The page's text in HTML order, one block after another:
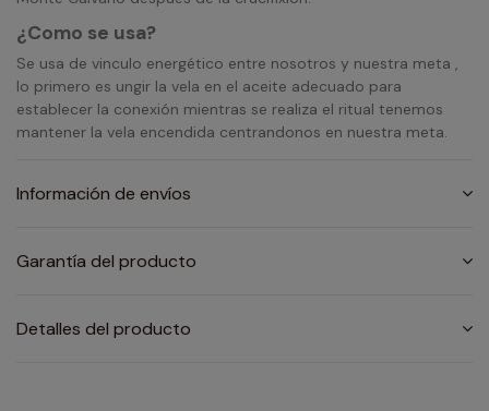
¿Como se usa?
Se usa de vinculo energético entre nosotros y nuestra meta ,
lo primero es ungir la vela en el aceite adecuado para
establecer la conexión mientras se realiza el ritual tenemos
mantener la vela encendida centrandonos en nuestra meta.
Información de envíos
Garantía del producto
Detalles del producto